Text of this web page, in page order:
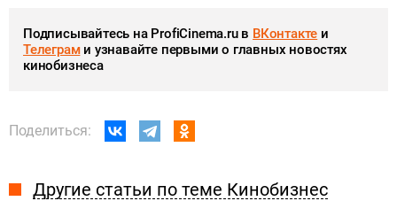
Подписывайтесь на ProfiCinema.ru в ВКонтакте и
Телеграми узнавайте первыми о главных новостях
кинобизнеса
Поделиться:
Другие статьи по теме Кинобизнес